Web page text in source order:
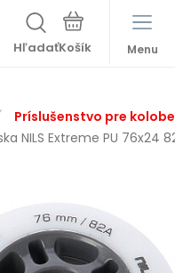
Hľadať Menu
Príslušenstvo pre
NILS Extreme PU 76x24